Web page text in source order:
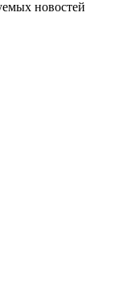
новостей